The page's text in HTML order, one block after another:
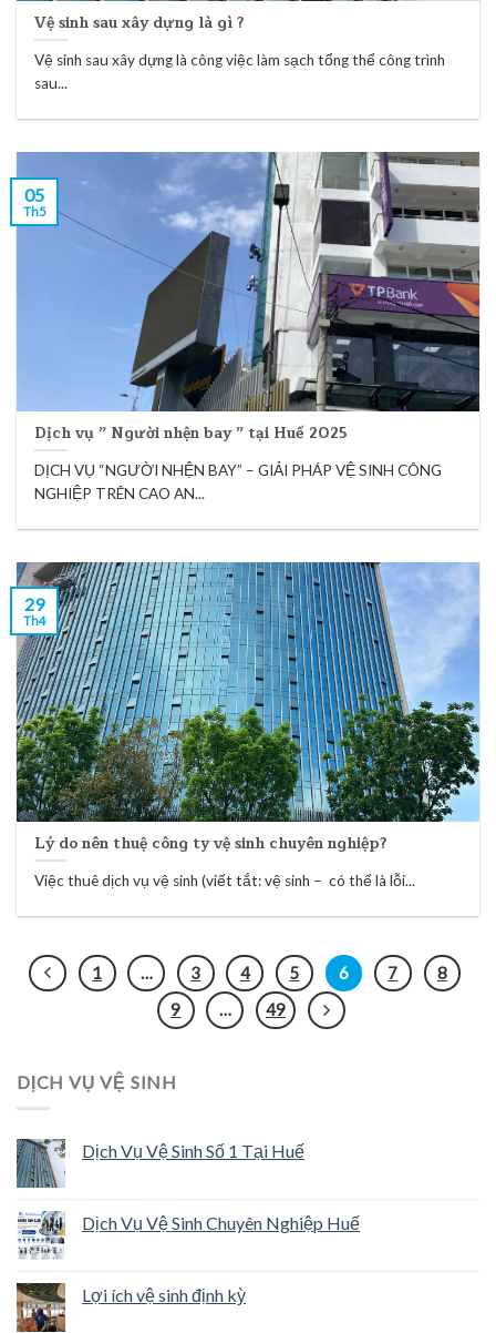
Vệ sinh sau xây dựng là gì ?
Vệ sinh sau xây dựng là công việc làm sạch tổng thể công trình
sau...
Dịch vụ ” Người nhện bay ” tại Huế 2025
DỊCH VỤ “NGƯỜI NHỆN BAY” – GIẢI PHÁP VỆ SINH CÔNG
NGHIỆP TRÊN CAO AN...
05
Th5
Lý do nên thuệ công ty vệ sinh chuyên nghiệp?
Việc thuê dịch vụ vệ sinh (viết tắt: vệ sinh – có thể là lỗi...
29
Th4
1 … 3 4 5 6 7
8
9
… 49
DỊCH VỤ VỆ SINH
Dịch Vụ Vệ Sinh Số 1 Tại Huế
Dịch Vụ Vệ Sinh Chuyên Nghiệp Huế
Lợi ích vệ sinh định kỳ